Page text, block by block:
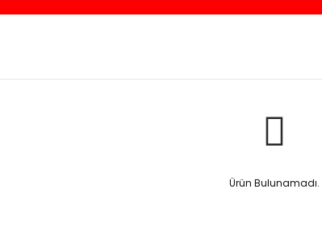
Ürün Bulunamadı.